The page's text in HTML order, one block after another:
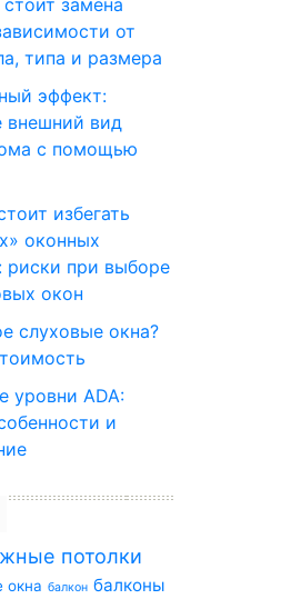
замена
от
типа и размера
эффект:
внешний вид
с помощью
избегать
оконных
риски при выборе
окон
слуховые окна?
уровни ADA:
и
потолки
окна балкон балконы